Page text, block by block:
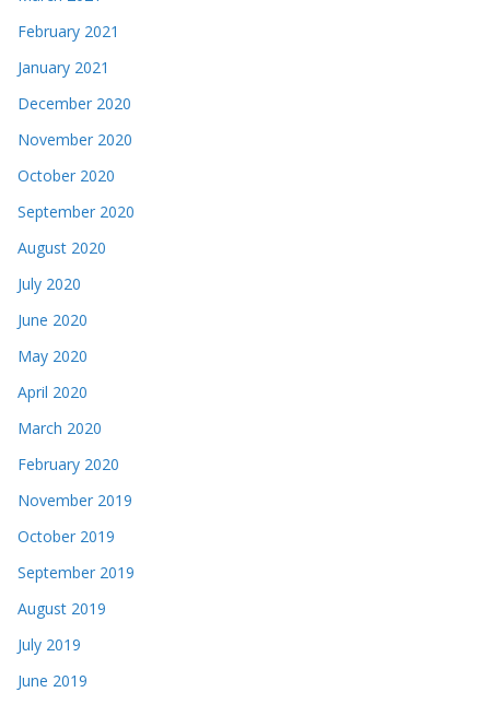
February 2021
January 2021
December 2020
November 2020
October 2020
September 2020
August 2020
July 2020
June 2020
May 2020
April 2020
March 2020
February 2020
November 2019
October 2019
September 2019
August 2019
July 2019
June 2019